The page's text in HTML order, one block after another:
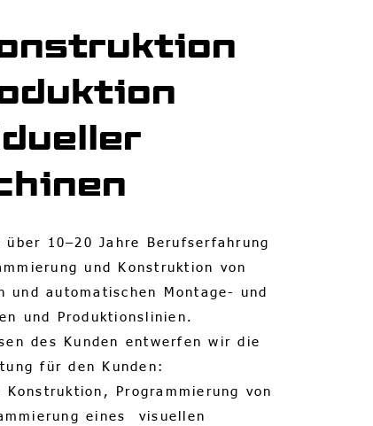
10–20 Jahre Berufserfahrung
und Konstruktion von
und automatischen Montage- und
und Produktionslinien.
des Kunden entwerfen wir die
für den Kunden:
Programmierung von
eines visuellen